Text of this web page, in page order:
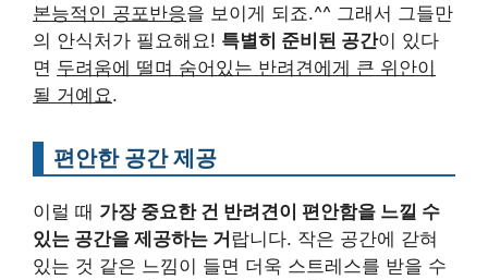
본능적인 공포반응을 보이게 되죠.^^ 그래서 그들만
의 안식처가 필요해요! 특별히 준비된 공간이 있다
면 두려움에 떨며 숨어있는 반려견에게 큰 위안이
될 거예요.
편안한 공간 제공
이럴 때 가장 중요한 건 반려견이 편안함을 느낄 수
있는 공간을 제공하는 거랍니다. 작은 공간에 갇혀
있는 것 같은 느낌이 들면 더욱 스트레스를 받을 수